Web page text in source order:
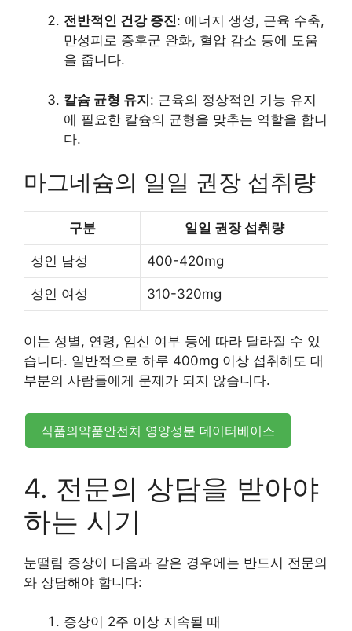
전반적인 건강 증진: 에너지 생성, 근육 수축,
만성피로 증후군 완화, 혈압 감소 등에 도움
을 줍니다.
칼슘 균형 유지: 근육의 정상적인 기능 유지
에 필요한 칼슘의 균형을 맞추는 역할을 합니
다.
마그네슘의 일일 권장 섭취량
구분 일일 권장 섭취량
성인 남성 400-420mg
성인 여성 310-320mg
이는 성별, 연령, 임신 여부 등에 따라 달라질 수 있
습니다. 일반적으로 하루 400mg 이상 섭취해도 대
부분의 사람들에게 문제가 되지 않습니다.
식품의약품안전처 영양성분 데이터베이스
4. 전문의 상담을 받아야
하는 시기
눈떨림 증상이 다음과 같은 경우에는 반드시 전문의
와 상담해야 합니다:
증상이 2주 이상 지속될 때